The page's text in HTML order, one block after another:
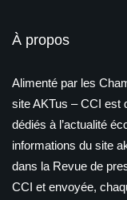
À propos
Alimenté par les
site AKTus – CCI est
dédiés à l’actualité
informations du site
dans la Revue de
CCI et envoyée,